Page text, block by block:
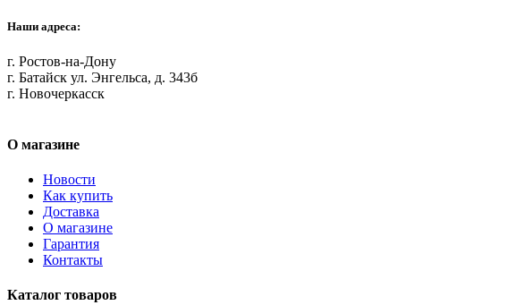
Наши адреса:
г. Ростов-на-Дону
г. Батайск ул. Энгельса, д. 343б
г. Новочеркасск
О магазине
Новости
Как купить
Доставка
О магазине
Гарантия
Контакты
Каталог товаров